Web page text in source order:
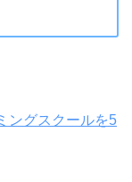
ングスクールを5